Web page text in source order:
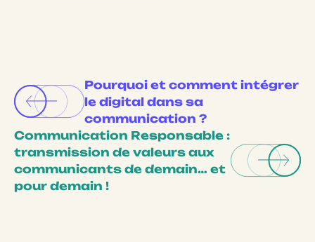
Pourquoi et comment intégrer
le digital dans sa
communication ?
Communication Responsable :
transmission de valeurs aux
communicants de demain… et
pour demain !